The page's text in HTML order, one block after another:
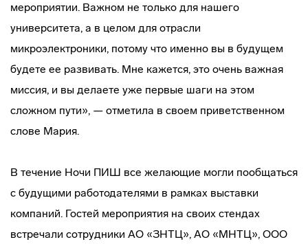
мероприятии. Важном не только для нашего
университета, а в целом для отрасли
микроэлектроники, потому что именно вы в будущем
будете ее развивать. Мне кажется, это очень важная
миссия, и вы делаете уже первые шаги на этом
сложном пути», — отметила в своем приветственном
слове Мария.
В течение Ночи ПИШ все желающие могли пообщаться
с будущими работодателями в рамках выставки
компаний. Гостей мероприятия на своих стендах
встречали сотрудники АО «ЗНТЦ», АО «МНТЦ», ООО